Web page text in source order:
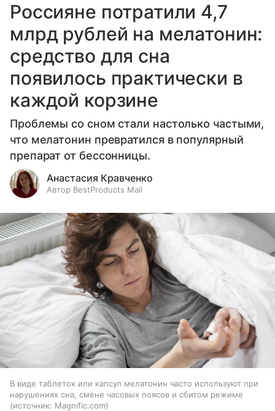
Россияне потратили 4,7
млрд рублей на мелатонин:
средство для сна
появилось практически в
каждой корзине
Проблемы со сном стали настолько частыми,
что мелатонин превратился в популярный
препарат от бессонницы.
Анастасия Кравченко
Автор BestProducts Mail
В виде таблеток или капсул мелатонин часто используют при
нарушениях сна, смене часовых поясов и сбитом режиме
источник: Magnific.com